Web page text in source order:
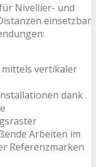
Nivellier- und
einsetzbar
mittels vertikaler
dank
Arbeiten im
Referenzmarken